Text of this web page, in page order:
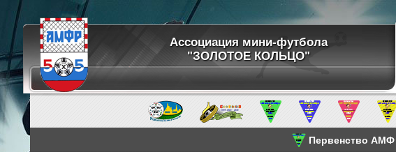
Ассоциация мини-футбола
"ЗОЛОТОЕ КОЛЬЦО"
Первенство АМФ